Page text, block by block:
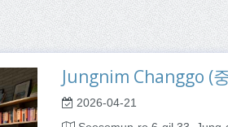
Jungnim Changgo (
2026-04-21